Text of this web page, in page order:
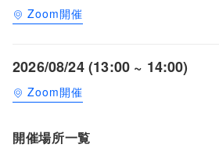
Zoom開催
2026/08/24 (13:00 ~ 14:00)
Zoom開催
開催場所一覧